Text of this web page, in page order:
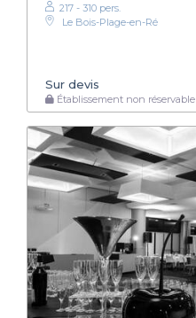
217 - 310 pers.
Le Bois-Plage-en-Ré
Sur devis
Établissement non réservable